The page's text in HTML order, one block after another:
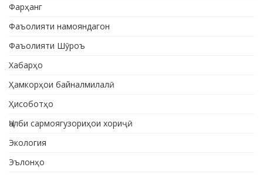
Фарҳанг
Фаъолияти намояндагон
Фаъолияти Шӯроъ
Хабарҳо
Ҳамкорҳои байналмилалӣ
Ҳисоботҳо
Ҷалби сармоягузориҳои хориҷӣ
Экология
Эълонҳо